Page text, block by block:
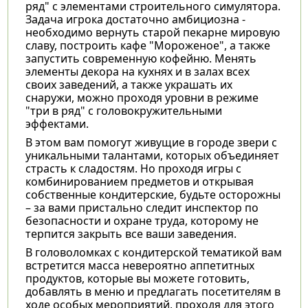
ряд" с элементами строительного симулятора.
Задача игрока достаточно амбициозна -
необходимо вернуть старой пекарне мировую
славу, построить кафе "Мороженое", а также
запустить современную кофейню. Менять
элементы декора на кухнях и в залах всех
своих заведений, а также украшать их
снаружи, можно проходя уровни в режиме
"три в ряд" с головокружительными
эффектами.
В этом вам помогут живущие в городе звери с
уникальными талантами, которых объединяет
страсть к сладостям. Но проходя игры с
комбинированием предметов и открывая
собственные кондитерские, будьте осторожны
– за вами пристально следит инспектор по
безопасности и охране труда, которому не
терпится закрыть все ваши заведения.
В головоломках с кондитерской тематикой вам
встретится масса невероятно аппетитных
продуктов, которые вы можете готовить,
добавлять в меню и предлагать посетителям в
ходе особых мероприятий, проходя для этого